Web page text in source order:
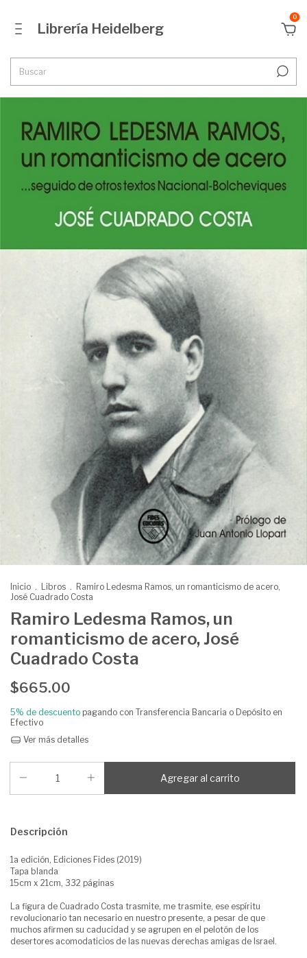
Librería Heidelberg
0
Inicio . Libros . Ramiro Ledesma Ramos, un romanticismo de acero,
José Cuadrado Costa
Ramiro Ledesma Ramos, un
romanticismo de acero, José
Cuadrado Costa
$665.00
5% de descuento pagando con Transferencia Bancaria o Depósito en
Efectivo
Ver más detalles
Descripción
1a edición, Ediciones Fides (2019)
Tapa blanda
15cm x 21cm, 332 páginas
La figura de Cuadrado Costa trasmite, me trasmite, ese espíritu
revolucionario tan necesario en nuestro presente, a pesar de que
muchos afirmen su caducidad y se agrupen en el pelotón de los
desertores acomodaticios de las nuevas derechas amigas de Israel.